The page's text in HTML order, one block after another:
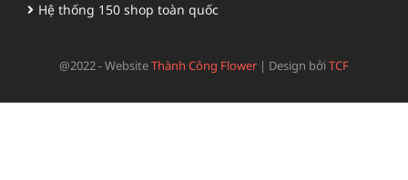
Hệ thống 150 shop toàn quốc
@2022 - WebsiteThành Công Flower | Design bởiTCF